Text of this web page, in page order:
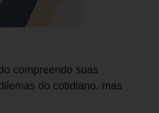
compreendo suas
do cotidiano, mas